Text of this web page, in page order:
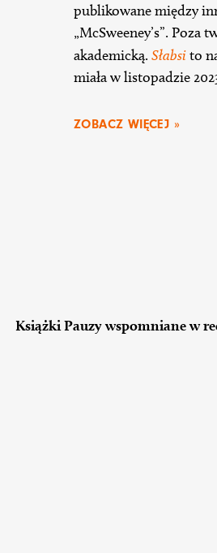
publikowane między
„McSweeney’s”.
akademicką. Słabsito
miała w listopadzie
ZOBACZ WIĘCEJ »
Książki Pauzy wspomniane w